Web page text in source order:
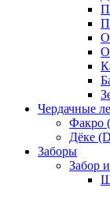
Чердачные
Факро
Дёке
Заборы
Забор